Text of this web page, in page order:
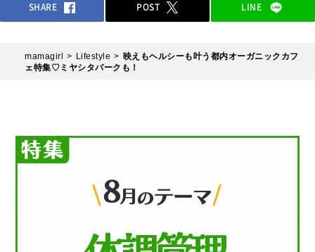
SHARE POST LINE
mamagirl Lifestyle
映えもヘルシーも叶う都内オーガニックカフ
ェ特集♡ミヤシタパークも！